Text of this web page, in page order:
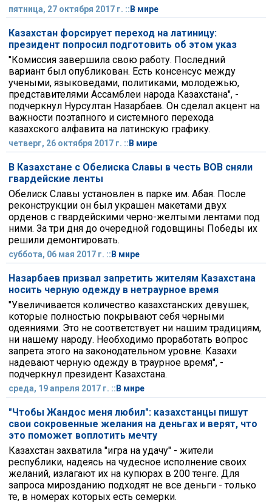
пятница, 27 октября 2017 г. :: В мире
Казахстан форсирует переход на латиницу:
президент попросил подготовить об этом указ
"Комиссия завершила свою работу. Последний
вариант был опубликован. Есть консенсус между
учеными, языковедами, политиками, молодежью,
представителями Ассамблеи народа Казахстана", -
подчеркнул Нурсултан Назарбаев. Он сделал акцент на
важности поэтапного и системного перехода
казахского алфавита на латинскую графику.
четверг, 26 октября 2017 г. :: В мире
В Казахстане с Обелиска Славы в честь ВОВ сняли
гвардейские ленты
Обелиск Славы установлен в парке им. Абая. После
реконструкции он был украшен макетами двух
орденов с гвардейскими черно-желтыми лентами под
ними. За три дня до очередной годовщины Победы их
решили демонтировать.
суббота, 06 мая 2017 г. :: В мире
Назарбаев призвал запретить жителям Казахстана
носить черную одежду в нетраурное время
"Увеличивается количество казахстанских девушек,
которые полностью покрывают себя черными
одеяниями. Это не соответствует ни нашим традициям,
ни нашему народу. Необходимо проработать вопрос
запрета этого на законодательном уровне. Казахи
надевают черную одежду в траурное время", -
подчеркнул президент Казахстана.
среда, 19 апреля 2017 г. :: В мире
"Чтобы Жандос меня любил": казахстанцы пишут
свои сокровенные желания на деньгах и верят, что
это поможет воплотить мечту
Казахстан захватила "игра на удачу" - жители
республики, надеясь на чудесное исполнение своих
желаний, излагают их на купюрах в 200 тенге. Для
запроса мирозданию подходят не все деньги - только
те, в номерах которых есть семерки.